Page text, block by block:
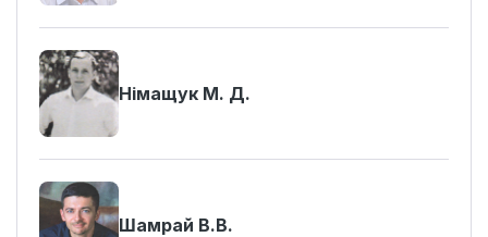
Німащук М. Д.
Шамрай В.В.